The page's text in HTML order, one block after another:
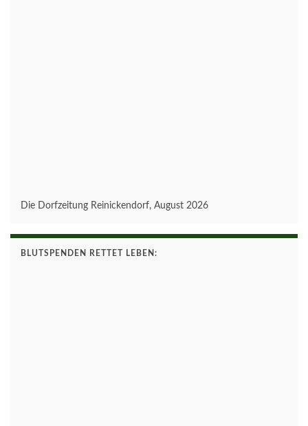
Die Dorfzeitung Reinickendorf, August 2026
BLUTSPENDEN RETTET LEBEN: